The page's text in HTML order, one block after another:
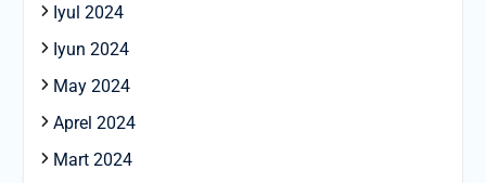
Iyul 2024
Iyun 2024
May 2024
Aprel 2024
Mart 2024